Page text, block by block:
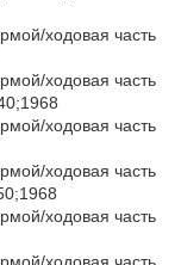
ходовая часть
ходовая часть
ходовая часть
ходовая часть
ходовая часть
ходовая часть